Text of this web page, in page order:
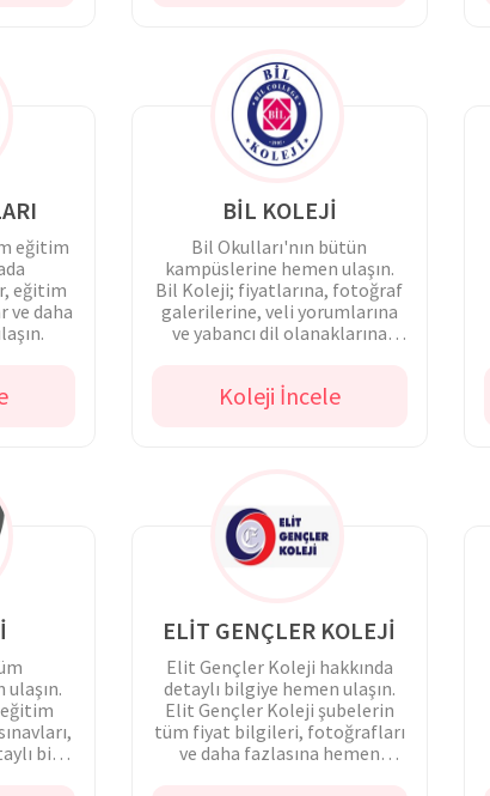
eğitim
eğitim
ve daha
BİL KOLEJİ
Bil Okulları'nın bütün
kampüslerine hemen ulaşın.
Bil Koleji; fiyatlarına, fotoğraf
galerilerine, veli yorumlarına
ve yabancı dil olanaklarına
Koleji İncele
bilgi
ELİT GENÇLER KOLEJİ
Elit Gençler Koleji hakkında
detaylı bilgiye hemen ulaşın.
Elit Gençler Koleji şubelerin
tüm fiyat bilgileri, fotoğrafları
ve daha fazlasına hemen